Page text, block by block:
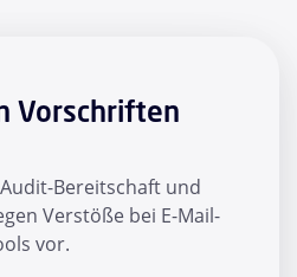
Vorschriften
Bereitschaft und
Verstöße bei E-Mail-
vor.